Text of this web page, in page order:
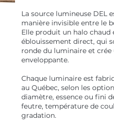
La source lumineuse DEL
manière invisible entre le
Elle produit un halo chaud
éblouissement direct, qui
ronde du luminaire et crée
enveloppante.
Chaque luminaire est
au Québec, selon les
diamètre, essence ou fini
feutre, température de
gradation.